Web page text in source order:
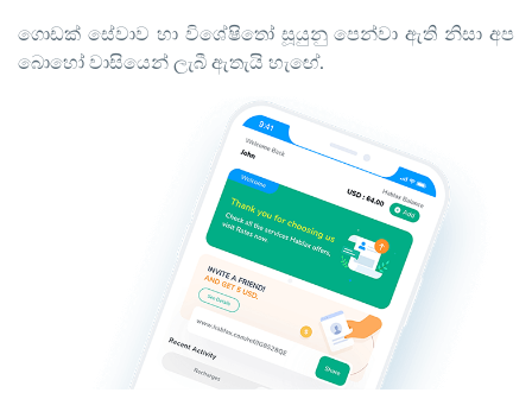
ගොඩක් සේවාව හා විශේෂිතෝ සූයුනු පෙන්වා ඇති නිසා අප
බොහෝ වාසියෙන් ලැබී ඇතැයි හැඟේ.